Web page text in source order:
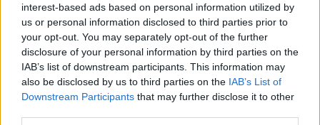
interest-based ads based on personal information utilized by
us or personal information disclosed to third parties prior to
your opt-out. You may separately opt-out of the further
disclosure of your personal information by third parties on the
IAB’s list of downstream participants. This information may
also be disclosed by us to third parties on the IAB’s List of
Downstream Participants that may further disclose it to other
Az Erste működési eredménye nőtt,
adózotteredménye csökkent az idei első
félévben